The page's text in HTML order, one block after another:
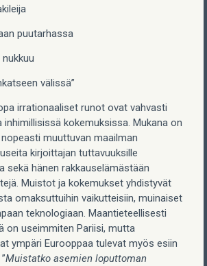
puutarhassa
välissä”
irrationaaliset runot ovat vahvasti
inhimillisissä kokemuksissa. Mukana on
muuttuvan maailman
kirjoittajan tuttavuuksille
sekä hänen rakkauselämästään
Muistot ja kokemukset yhdistyvät
omaksuttuihin vaikutteisiin, muinaiset
teknologiaan. Maantieteellisesti
on useimmiten Pariisi, mutta
ympäri Eurooppaa tulevat myös esiin
Muistatko asemien loputtoman